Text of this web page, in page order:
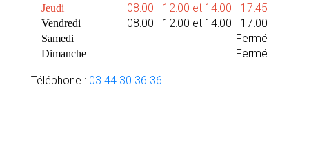
Jeudi 08:00 - 12:00 et 14:00 - 17:45
Vendredi 08:00 - 12:00 et 14:00 - 17:00
Samedi Fermé
Dimanche Fermé
Téléphone : 03 44 30 36 36